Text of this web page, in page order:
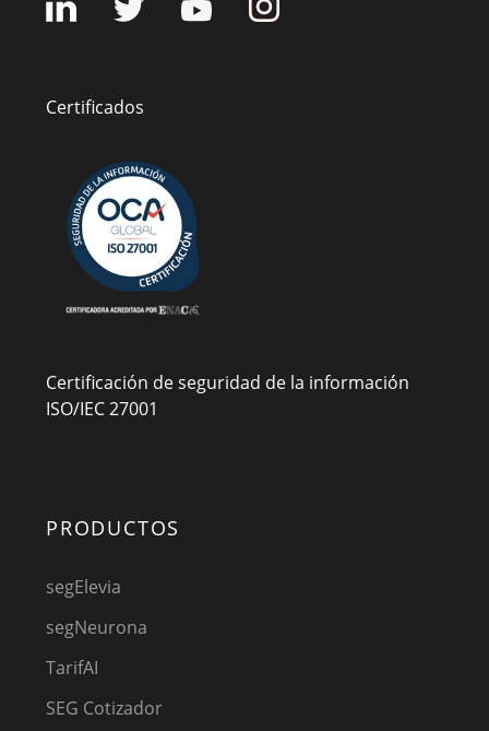
Certificados
Certificación de seguridad de la información
ISO/IEC 27001
PRODUCTOS
segElevia
segNeurona
TarifAI
SEG Cotizador